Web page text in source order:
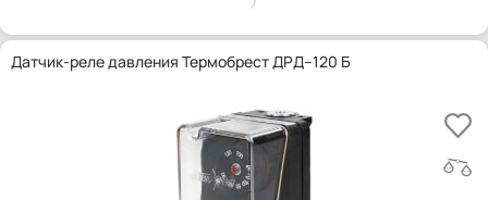
Датчик-реле давления Термобрест ДРД–120 Б